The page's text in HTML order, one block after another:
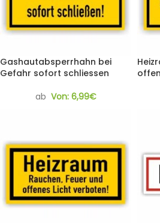
Gashautabsperrhahn bei
Gefahr sofort schliessen
ab Von: 6,99€